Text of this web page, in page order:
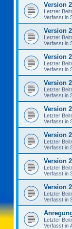
Version
Letzter
Verfasst in
Version
Letzter
Verfasst in
Version
Letzter
Verfasst in
Version
Letzter
Verfasst in
Version
Letzter
Verfasst in
Version
Letzter
Verfasst in
Version
Letzter
Verfasst in
Version
Letzter
Verfasst in
Letzter
Verfasst in